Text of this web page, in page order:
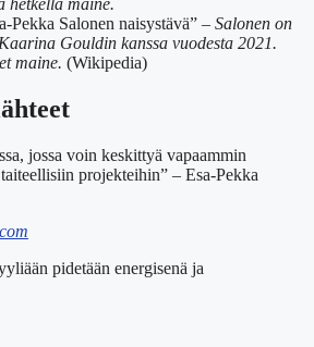
hetkellä maine.
Pekka Salonen naisystävä” – Salonen on
Gouldin kanssa vuodesta 2021.
maine. (Wikipedia)
jossa voin keskittyä vapaammin
projekteihin” – Esa-Pekka
pidetään energisenä ja